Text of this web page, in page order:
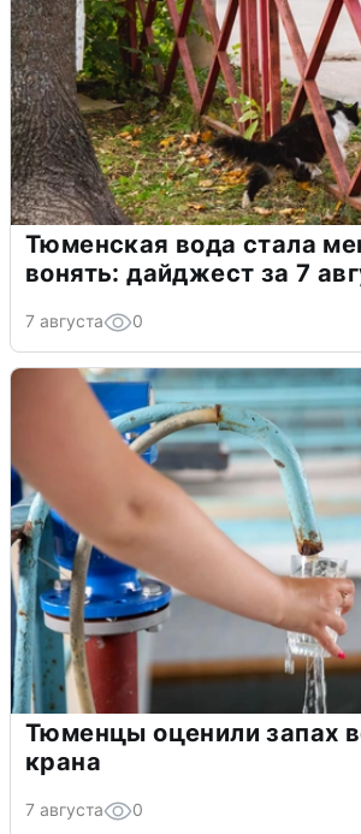
Тюменская вода стала
вонять: дайджест за 7
7 августа 0
Тюменцы оценили запах
крана
7 августа 0